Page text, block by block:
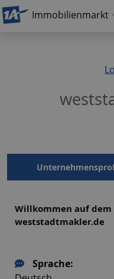
Immobilienmarkt
Willkommen auf
weststadtmakler.de
Sprache: